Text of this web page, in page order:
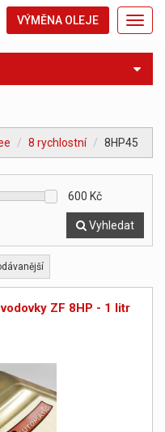
VÝMĚNA OLEJE
8 rychlostní 8HP45
600 Kč
Vyhledat
ZF 8HP - 1 litr